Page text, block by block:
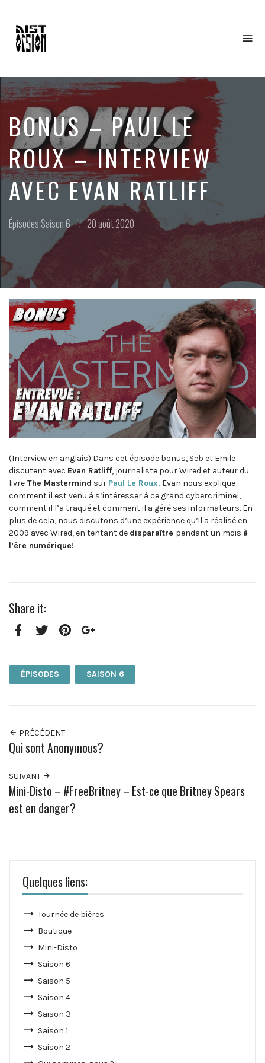
BONUS – PAUL LE
ROUX – INTERVIEW
AVEC EVAN RATLIFF
Posted
Épisodes Saison 6
Posted
20 août 2020
(Interview en anglais) Dans cet épisode bonus, Seb et Emile
discutent avec Evan Ratliff, journaliste pour Wired et auteur du
livre The Mastermind sur Paul Le Roux. Evan nous explique
comment il est venu à s’intéresser à ce grand cybercriminel,
comment il l’a traqué et comment il a géré ses informateurs. En
plus de cela, nous discutons d’une expérience qu’il a réalisé en
2009 avec Wired, en tentant de disparaître pendant un mois à
l’ère numérique!
Share it:
ÉPISODES SAISON 6
PRÉCÉDENT
Qui sont Anonymous?
SUIVANT
Mini-Disto – #FreeBritney – Est-ce que Britney Spears
est en danger?
Quelques liens:
Tournée de bières
Boutique
Mini-Disto
Saison 6
Saison 5
Saison 4
Saison 3
Saison 1
Saison 2